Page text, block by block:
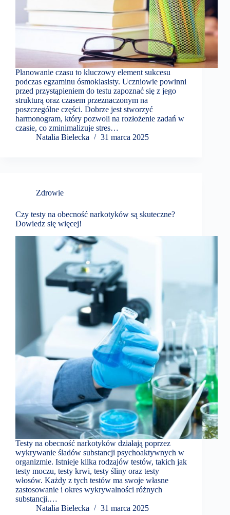
Planowanie czasu to kluczowy element sukcesu
podczas egzaminu ósmoklasisty. Uczniowie powinni
przed przystąpieniem do testu zapoznać się z jego
strukturą oraz czasem przeznaczonym na
poszczególne części. Dobrze jest stworzyć
harmonogram, który pozwoli na rozłożenie zadań w
czasie, co zminimalizuje stres…
Natalia Bielecka
31 marca 2025
Zdrowie
Czy testy na obecność narkotyków są skuteczne?
Dowiedz się więcej!
Testy na obecność narkotyków działają poprzez
wykrywanie śladów substancji psychoaktywnych w
organizmie. Istnieje kilka rodzajów testów, takich jak
testy moczu, testy krwi, testy śliny oraz testy
włosów. Każdy z tych testów ma swoje własne
zastosowanie i okres wykrywalności różnych
substancji.…
Natalia Bielecka
31 marca 2025